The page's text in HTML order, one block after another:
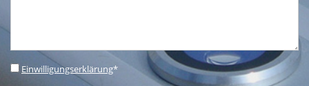
Einwilligungserklärung*